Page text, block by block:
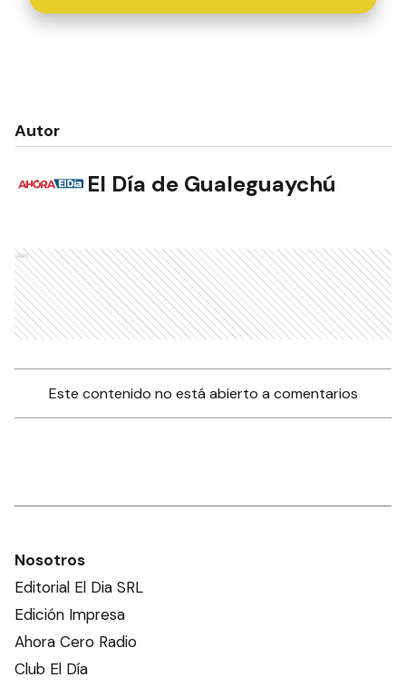
Autor
El Día de Gualeguaychú
Ads
Este contenido no está abierto a comentarios
Nosotros
Editorial El Dia SRL
Edición Impresa
Ahora Cero Radio
Club El Día